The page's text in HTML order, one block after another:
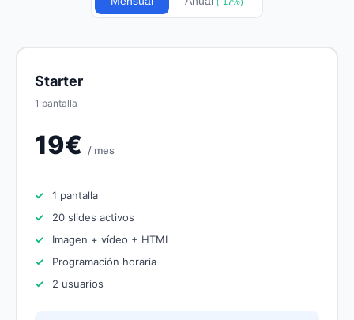
Starter
1 pantalla
19€ / mes
1 pantalla
20 slides activos
Imagen + vídeo + HTML
Programación horaria
2 usuarios